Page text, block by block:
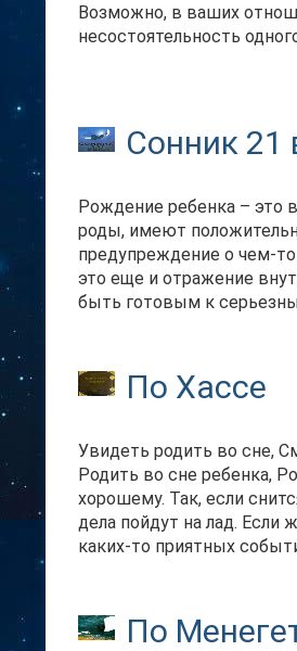
Возможно, в ваших
несостоятельность
Сонник 21
Рождение ребенка – это
роды, имеют
предупреждение о чем-
это еще и отражение
быть готовым к
По Хассе
Увидеть родить во сне,
Родить во сне ребенка,
хорошему. Так, если
дела пойдут на лад. Если
каких-то приятных
По